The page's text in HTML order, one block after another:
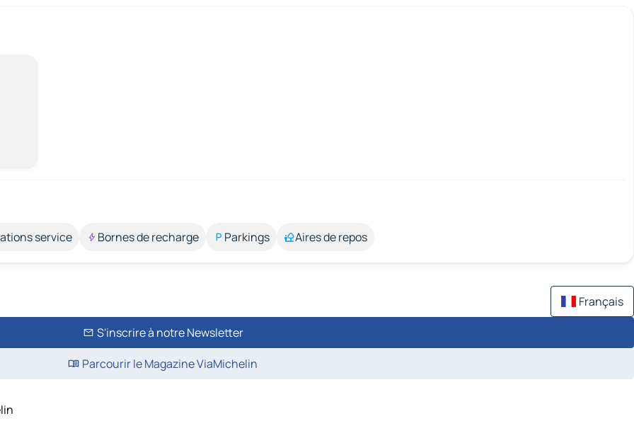
service Bornes de recharge Parkings Aires de repos
Français
S'inscrire à notre Newsletter
Parcourir le Magazine ViaMichelin